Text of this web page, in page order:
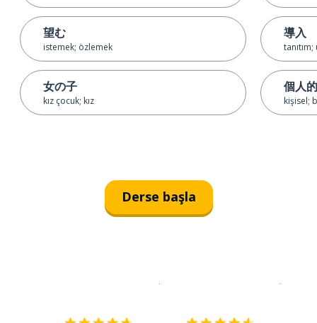
望む
istemek; özlemek
女の子
kız çocuk; kız
導入
個人的
kişisel;
Derse başla